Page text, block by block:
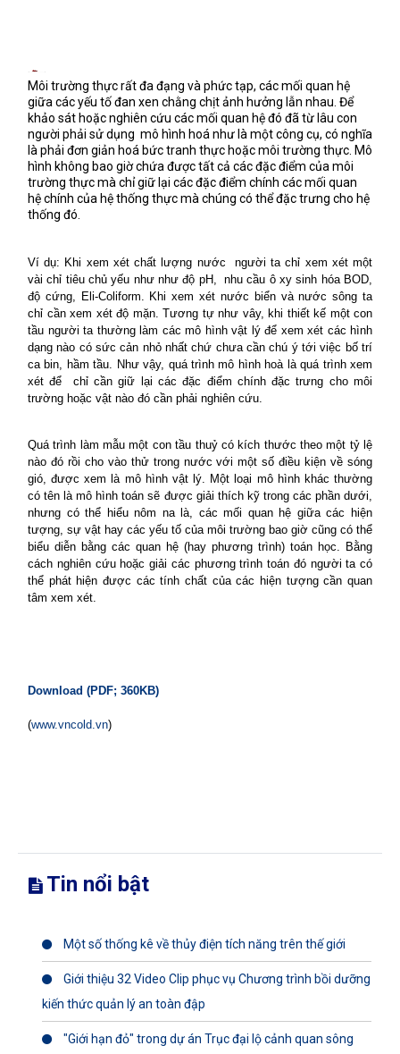
Môi trường thực rất đa đạng và phức tạp, các mối quan hệ
giữa các yếu tố đan xen chằng chịt ảnh hưởng lẫn nhau. Để
khảo sát hoặc nghiên cứu các mối quan hệ đó đã từ lâu con
người phải sử dụng mô hình hoá như là một công cụ, có nghĩa
là phải đơn giản hoá bức tranh thực hoặc môi trường thực. Mô
hình không bao giờ chứa được tất cả các đặc điểm của môi
trường thực mà chỉ giữ lại các đặc điểm chính các mối quan
hệ chính của hệ thống thực mà chúng có thể đặc trưng cho hệ
thống đó.
Ví dụ: Khi xem xét chất lượng nước
người ta chỉ xem xét một
vài chỉ tiêu chủ yếu như như độ pH,
nhu cầu ô xy sinh hóa BOD,
độ cứng, Eli-Coliform. Khi xem xét nước biển và nước sông ta
chỉ cần xem xét độ mặn. Tương tự như vây, khi thiết kế một con
tầu người ta thường làm các mô hình vật lý để xem xét các hình
dạng nào có sức cản nhỏ nhất chứ chưa cần chú ý tới việc bố trí
ca bin, hầm tầu. Như vậy, quá trình mô hình hoà là quá trình xem
xét để
chỉ cần giữ lại các đặc điểm chính đặc trưng cho môi
trường hoặc vật nào đó cần phải nghiên cứu.
Quá trình làm mẫu một con tầu thuỷ có kích thước theo một tỷ lệ
nào đó rồi cho vào thử trong nước với một số điều kiện về sóng
gió, được xem là mô hình vật lý. Một loại mô hình khác thường
có tên là mô hình toán sẽ được giải thích kỹ trong các phần dưới,
nhưng có thể hiểu nôm na là, các mối quan hệ giữa các hiện
tượng, sự vật hay các yếu tố của môi trường bao giờ cũng có thể
biểu diễn bằng các quan hệ (hay phương trình) toán học. Bằng
cách nghiên cứu hoặc giải các phương trình toán đó người ta có
thể phát hiện được các tính chất của các hiện tượng cần quan
tâm xem xét.
Download (PDF; 360KB)
(www.vncold.vn)
Tin nổi bật
Một số thống kê về thủy điện tích năng trên thế giới
Giới thiệu 32 Video Clip phục vụ Chương trình bồi dưỡng
kiến thức quản lý an toàn đập
"Giới hạn đỏ" trong dự án Trục đại lộ cảnh quan sông